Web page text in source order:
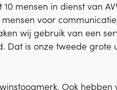
mensen in dienst van
voor
wij gebruik van een
Dat is onze tweede grote
Ook